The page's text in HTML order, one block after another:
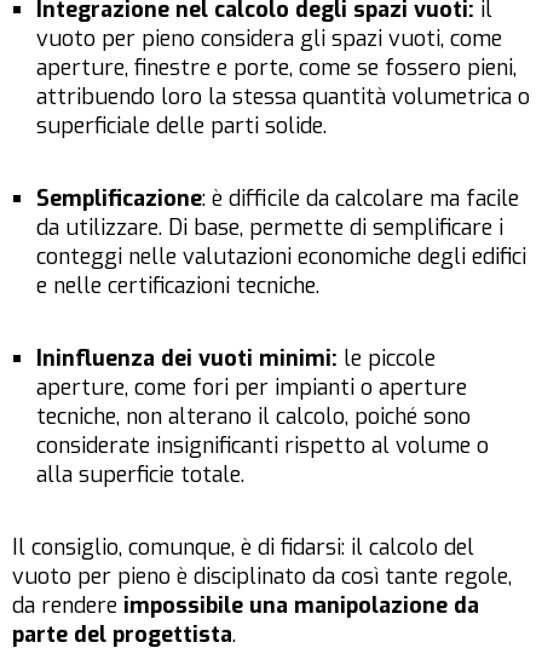
Integrazione nel calcolo degli spazi vuoti: il
vuoto per pieno considera gli spazi vuoti, come
aperture, finestre e porte, come se fossero pieni,
attribuendo loro la stessa quantità volumetrica o
superficiale delle parti solide.
Semplificazione: è difficile da calcolare ma facile
da utilizzare. Di base, permette di semplificare i
conteggi nelle valutazioni economiche degli edifici
e nelle certificazioni tecniche.
Ininfluenza dei vuoti minimi: le piccole
aperture, come fori per impianti o aperture
tecniche, non alterano il calcolo, poiché sono
considerate insignificanti rispetto al volume o
alla superficie totale.
Il consiglio, comunque, è di fidarsi: il calcolo del
vuoto per pieno è disciplinato da così tante regole,
da rendere impossibile una manipolazione da
parte del progettista.